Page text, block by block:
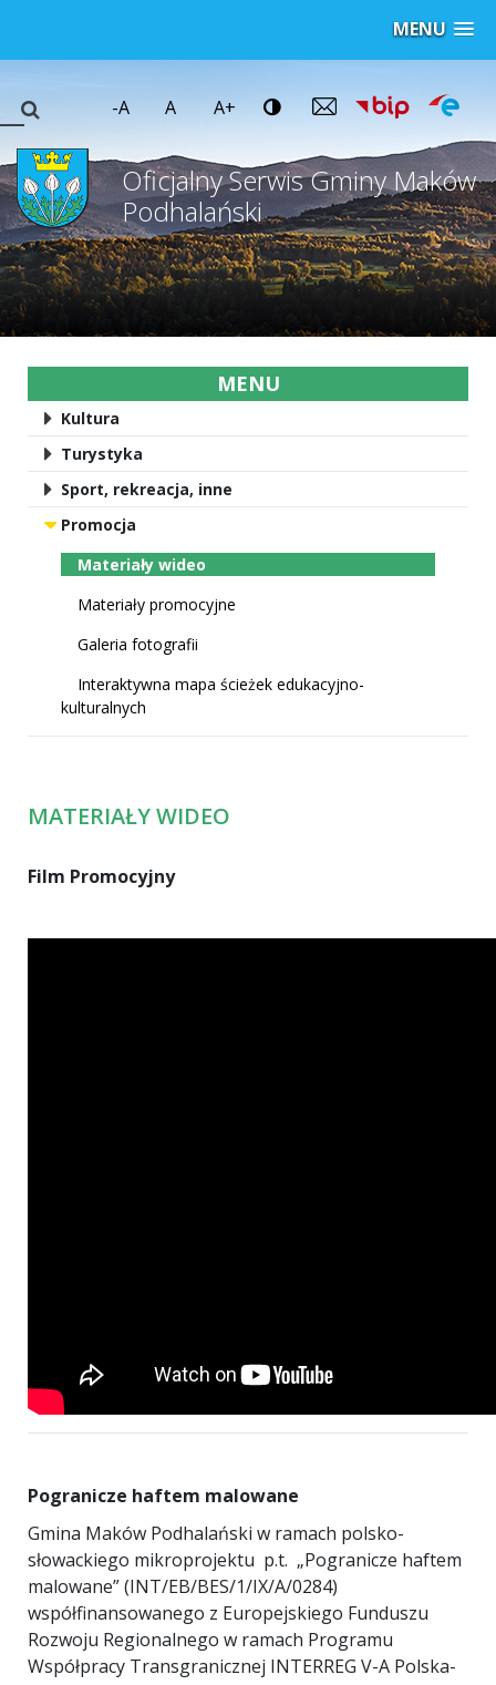
MENU
Oficjalny Serwis Gminy Maków
Podhalański
-A A A+
MENU
Kultura
Turystyka
Sport, rekreacja, inne
Promocja
Materiały wideo
Materiały promocyjne
Galeria fotografii
Interaktywna mapa ścieżek edukacyjno-
kulturalnych
MATERIAŁY WIDEO
Film Promocyjny
Pogranicze haftem malowane
Gmina Maków Podhalański w ramach polsko-
słowackiego mikroprojektu p.t. „Pogranicze haftem
malowane” (INT/EB/BES/1/IX/A/0284)
współfinansowanego z Europejskiego Funduszu
Rozwoju Regionalnego w ramach Programu
Współpracy Transgranicznej INTERREG V-A Polska-